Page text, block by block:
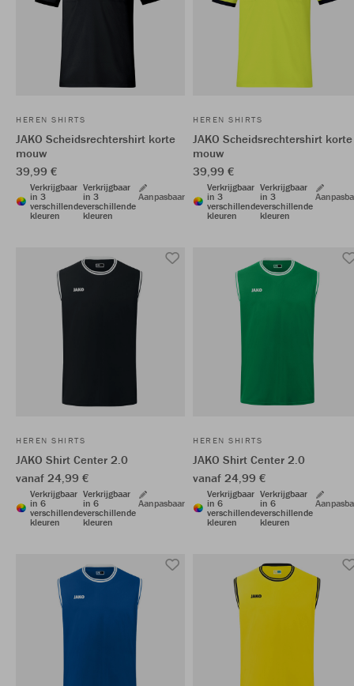
HEREN SHIRTS
JAKO Scheidsrechtershirt korte
mouw
39,99 €
Verkrijgbaar
in 3
verschillende
kleuren
Verkrijgbaar
in 3
verschillende
kleuren
Aanpasbaar
HEREN SHIRTS
JAKO Scheidsrechtershirt korte
mouw
39,99 €
Verkrijgbaar
in 3
verschillende
kleuren
Verkrijgbaar
in 3
verschillende
kleuren
HEREN SHIRTS
JAKO Shirt Center 2.0
vanaf 24,99 €
Verkrijgbaar
in 6
verschillende
kleuren
Verkrijgbaar
in 6
verschillende
kleuren
Aanpasbaar
HEREN SHIRTS
JAKO Shirt Center 2.0
vanaf 24,99 €
Verkrijgbaar
in 6
verschillende
kleuren
Verkrijgbaar
in 6
verschillende
kleuren